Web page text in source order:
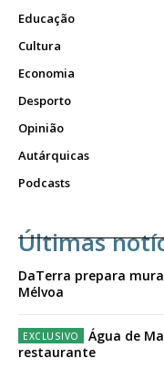
Educação
Cultura
Economia
Desporto
Opinião
Autárquicas
Podcasts
Últimas
DaTerra prepara
Mélvoa
Água de
restaurante